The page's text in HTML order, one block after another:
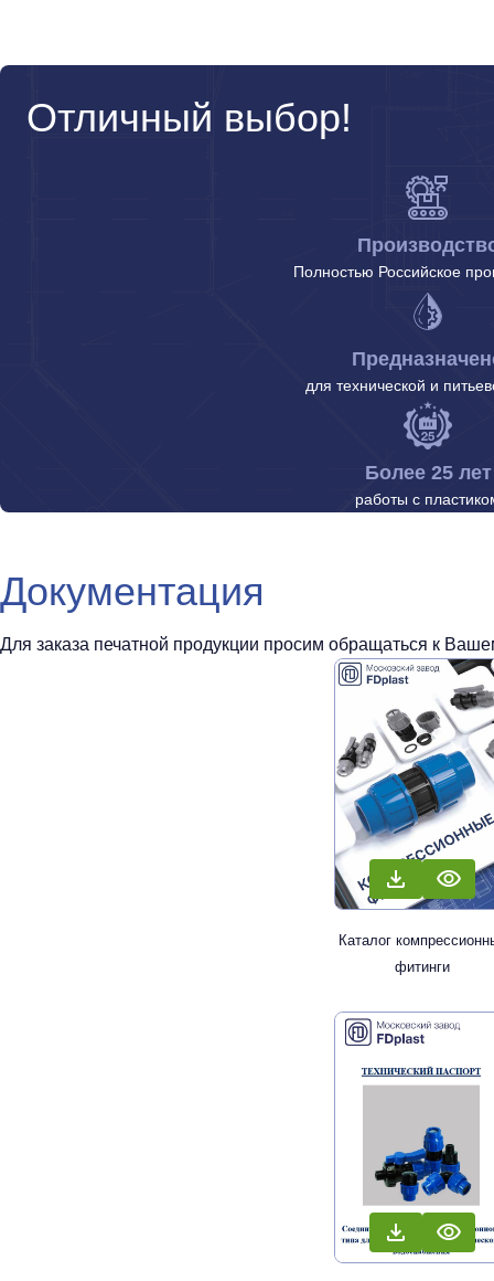
Отличный выбор!
Полностью Российское
для технической и
Более 25 лет
работы с
Документация
Для заказа печатной продукции просим обращаться к
Каталог
фитинги